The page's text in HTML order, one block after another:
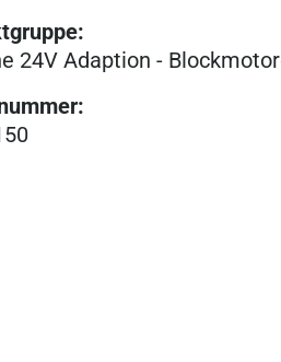
:
24V Adaption -
: